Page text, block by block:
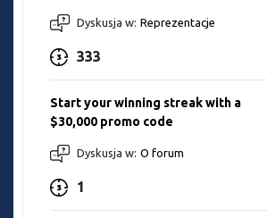
Dyskusja w: Reprezentacje
333
Start your winning streak with a
$30,000 promo code
Dyskusja w: O forum
1